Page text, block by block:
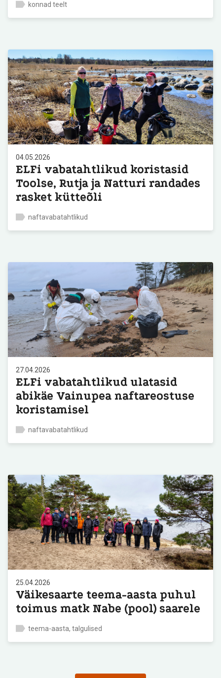
konnad teelt
04.05.2026
ELFi vabatahtlikud koristasid
Toolse, Rutja ja Natturi randades
rasket kütteõli
naftavabatahtlikud
27.04.2026
ELFi vabatahtlikud ulatasid
abikäe Vainupea naftareostuse
koristamisel
naftavabatahtlikud
25.04.2026
Väikesaarte teema-aasta puhul
toimus matk Nabe (pool) saarele
teema-aasta, talgulised